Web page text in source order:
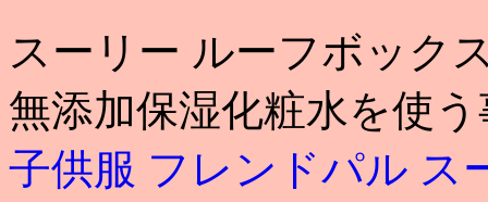
スーリー ルーフボック
無添加保湿化粧水を使
子供服 フレンドパル ス